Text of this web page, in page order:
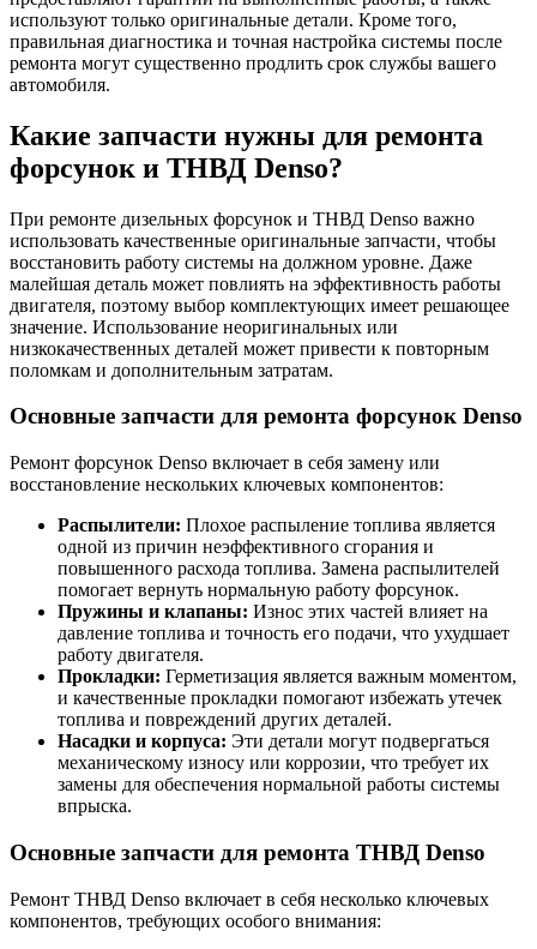
используют только оригинальные детали. Кроме того,
правильная диагностика и точная настройка системы после
ремонта могут существенно продлить срок службы вашего
автомобиля.
Какие запчасти нужны для ремонта
форсунок и ТНВД Denso?
При ремонте дизельных форсунок и ТНВД Denso важно
использовать качественные оригинальные запчасти, чтобы
восстановить работу системы на должном уровне. Даже
малейшая деталь может повлиять на эффективность работы
двигателя, поэтому выбор комплектующих имеет решающее
значение. Использование неоригинальных или
низкокачественных деталей может привести к повторным
поломкам и дополнительным затратам.
Основные запчасти для ремонта форсунок Denso
Ремонт форсунок Denso включает в себя замену или
восстановление нескольких ключевых компонентов:
Распылители: Плохое распыление топлива является
одной из причин неэффективного сгорания и
повышенного расхода топлива. Замена распылителей
помогает вернуть нормальную работу форсунок.
Пружины и клапаны: Износ этих частей влияет на
давление топлива и точность его подачи, что ухудшает
работу двигателя.
Прокладки: Герметизация является важным моментом,
и качественные прокладки помогают избежать утечек
топлива и повреждений других деталей.
Насадки и корпуса: Эти детали могут подвергаться
механическому износу или коррозии, что требует их
замены для обеспечения нормальной работы системы
впрыска.
Основные запчасти для ремонта ТНВД Denso
Ремонт ТНВД Denso включает в себя несколько ключевых
компонентов, требующих особого внимания: